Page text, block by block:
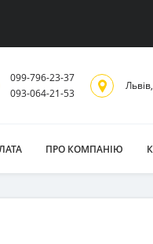
099-796-23-37
093-064-21-53
ПРО КОМПАНІЮ